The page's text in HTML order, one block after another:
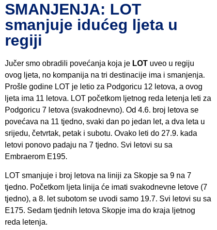
SMANJENJA: LOT
smanjuje idućeg ljeta u
regiji
Jučer smo obradili povećanja koja je LOT uveo u regiju
ovog ljeta, no kompanija na tri destinacije ima i smanjenja.
Prošle godine LOT je letio za Podgoricu 12 letova, a ovog
ljeta ima 11 letova. LOT početkom ljetnog reda letenja leti za
Podgoricu 7 letova (svakodnevno). Od 4.6. broj letova se
povećava na 11 tjedno, svaki dan po jedan let, a dva leta u
srijedu, četvrtak, petak i subotu. Ovako leti do 27.9. kada
letovi ponovo padaju na 7 tjedno. Svi letovi su sa
Embraerom E195.
LOT smanjuje i broj letova na liniji za Skopje sa 9 na 7
tjedno. Početkom ljeta linija će imati svakodnevne letove (7
tjedno), a 8. let subotom se uvodi samo 19.7. Svi letovi su sa
E175. Sedam tjednih letova Skopje ima do kraja ljetnog
reda letenja.